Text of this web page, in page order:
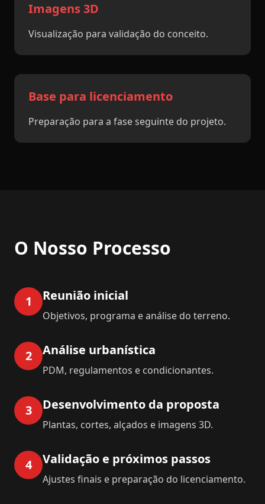
Imagens 3D
Visualização para validação do conceito.
Base para licenciamento
Preparação para a fase seguinte do projeto.
O Nosso Processo
1 Reunião inicial
Objetivos, programa e análise do terreno.
2 Análise urbanística
PDM, regulamentos e condicionantes.
3 Desenvolvimento da proposta
Plantas, cortes, alçados e imagens 3D.
4 Validação e próximos passos
Ajustes finais e preparação do licenciamento.